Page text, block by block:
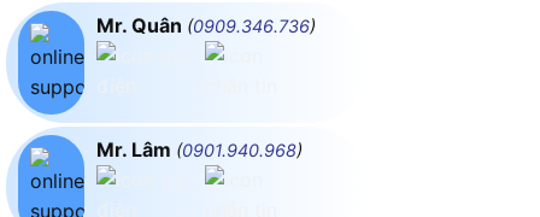
Mr. Quân (0909.346.736)
Mr. Lâm (0901.940.968)